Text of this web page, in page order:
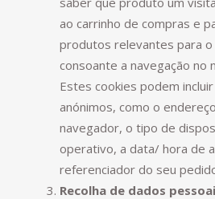
ao carrinho de compras e
produtos relevantes para
consoante a navegação no
Estes cookies podem
anónimos, como o
navegador, o tipo de
operativo, a data/ hora de
referenciador do seu
Recolha de dados